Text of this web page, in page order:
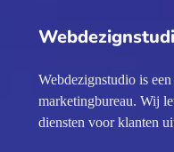
Webdezignstudio is
marketingbureau. Wij
diensten voor klanten